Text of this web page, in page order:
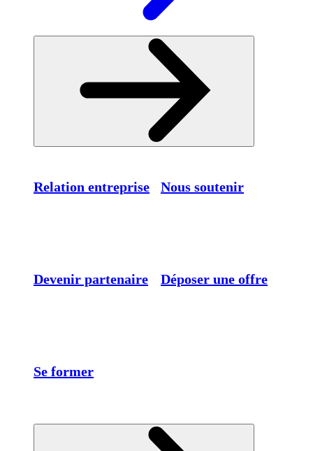
Relation entreprise Nous soutenir
Devenir partenaire Déposer une offre
Se former